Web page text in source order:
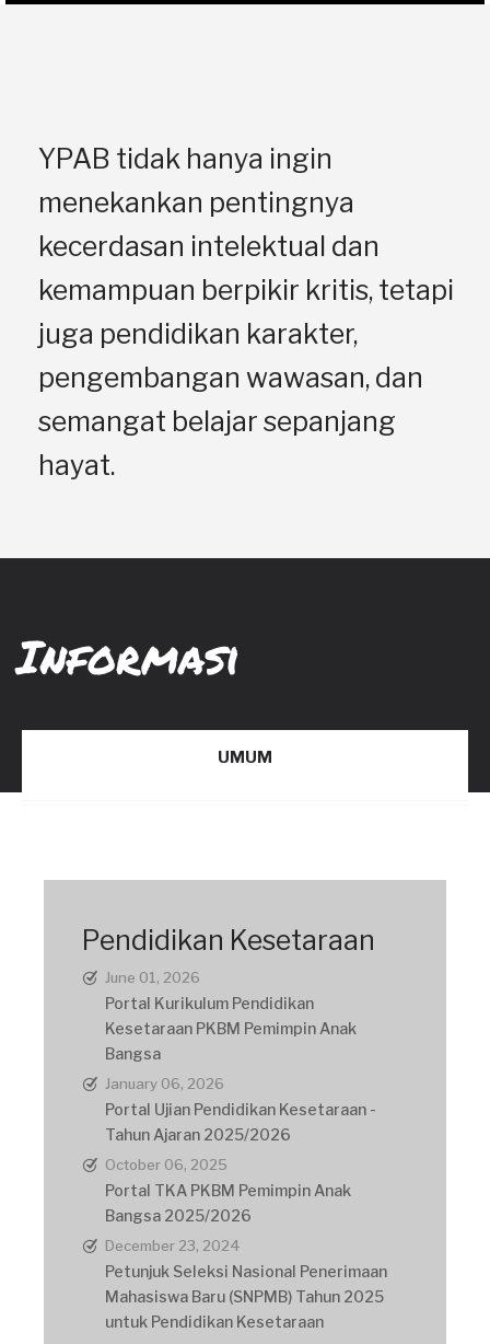
YPAB tidak hanya ingin
menekankan pentingnya
kecerdasan intelektual dan
kemampuan berpikir kritis, tetapi
juga pendidikan karakter,
pengembangan wawasan, dan
semangat belajar sepanjang
hayat.
Informasi
UMUM
Pendidikan Kesetaraan
June 01, 2026
Portal Kurikulum Pendidikan
Kesetaraan PKBM Pemimpin Anak
Bangsa
January 06, 2026
Portal Ujian Pendidikan Kesetaraan -
Tahun Ajaran 2025/2026
October 06, 2025
Portal TKA PKBM Pemimpin Anak
Bangsa 2025/2026
December 23, 2024
Petunjuk Seleksi Nasional Penerimaan
Mahasiswa Baru (SNPMB) Tahun 2025
untuk Pendidikan Kesetaraan